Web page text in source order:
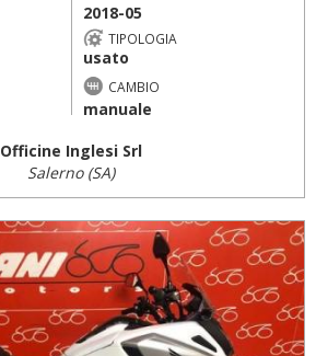
2018-05
TIPOLOGIA
usato
CAMBIO
manuale
Officine Inglesi Srl
Salerno (SA)